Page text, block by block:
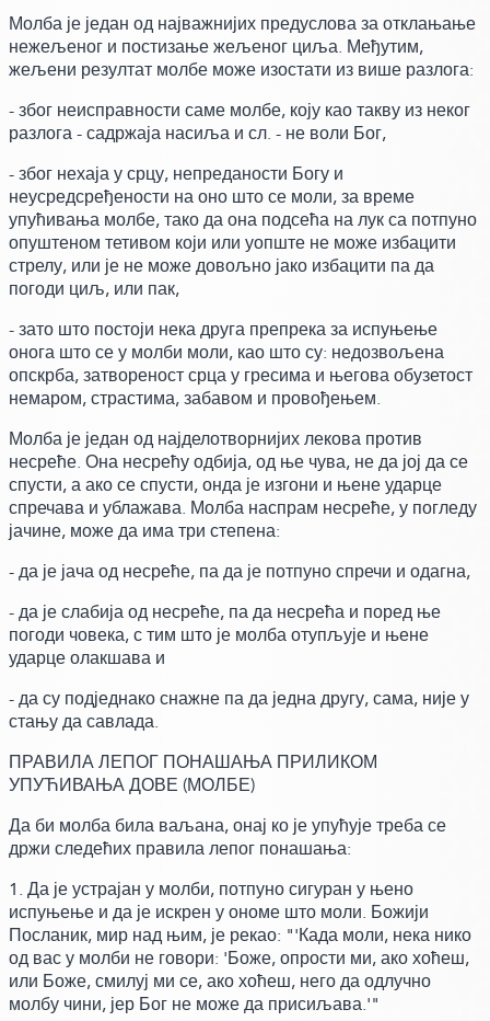
Молба је један од најважнијих предуслова за отклањање
нежељеног и постизање жељеног циља. Међутим,
жељени резултат молбе може изостати из више разлога:
- због неисправности саме молбе, коју као такву из неког
разлога - садржаја насиља и сл. - не воли Бог,
- због нехаја у срцу, непреданости Богу и
неусредсређености на оно што се моли, за време
упућивања молбе, тако да она подсећа на лук са потпуно
опуштеном тетивом који или уопште не може избацити
стрелу, или је не може довољно јако избацити па да
погоди циљ, или пак,
- зато што постоји нека друга препрека за испуњење
онога што се у молби моли,као што су: недозвољена
опскрба, затвореност срца у гресима и његова обузетост
немаром, страстима, забавом и провођењем.
Молба је један од најделотворнијих лекова против
несреће. Она несрећу одбија, од ње чува, не да јој да се
спусти, а ако се спусти, онда је изгони и њене ударце
спречава и ублажава. Молба наспрам несреће, у погледу
јачине,може да има три степена:
- да је јача од несреће, па да је потпуно спречи и одагна,
- да је слабија од несреће, па да несрећа и поред ње
погоди човека, с тим што је молба отупљује и њене
ударце олакшава и
- да су подједнако снажне па да једна другу, сама, није у
стању да савлада.
ПРАВИЛА ЛЕПОГ ПОНАШАЊА ПРИЛИКОМ
УПУЋИВАЊА ДОВЕ (МОЛБЕ)
Да би молба била ваљана,онај ко је упућује треба се
држи следећих правила лепог понашања:
1. Да је устрајан у молби, потпуно сигуран у њено
испуњење и да је искрен у ономе што моли. Божији
Посланик, мир над њим,је рекао: "'Када моли,нека нико
од вас у молби не говори: 'Боже, опрости ми, ако хоћеш,
или Боже, смилуј ми се, ако хоћеш, него да одлучно
молбу чини, јер Бог не може да присиљава.'"